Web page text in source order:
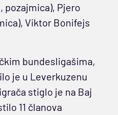
pozajmica), Pjero
Viktor Bonifejs
bundesligašima,
je u Leverkuzenu
stiglo je na Baj
11 članova